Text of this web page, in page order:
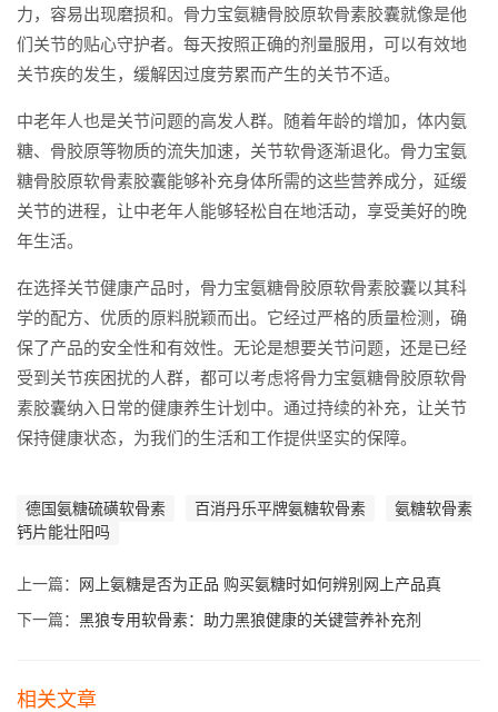
力，容易出现磨损和。骨力宝氨糖骨胶原软骨素胶囊就像是他
们关节的贴心守护者。每天按照正确的剂量服用，可以有效地
关节疾的发生，缓解因过度劳累而产生的关节不适。
中老年人也是关节问题的高发人群。随着年龄的增加，体内氨
糖、骨胶原等物质的流失加速，关节软骨逐渐退化。骨力宝氨
糖骨胶原软骨素胶囊能够补充身体所需的这些营养成分，延缓
关节的进程，让中老年人能够轻松自在地活动，享受美好的晚
年生活。
在选择关节健康产品时，骨力宝氨糖骨胶原软骨素胶囊以其科
学的配方、优质的原料脱颖而出。它经过严格的质量检测，确
保了产品的安全性和有效性。无论是想要关节问题，还是已经
受到关节疾困扰的人群，都可以考虑将骨力宝氨糖骨胶原软骨
素胶囊纳入日常的健康养生计划中。通过持续的补充，让关节
保持健康状态，为我们的生活和工作提供坚实的保障。
德国氨糖硫磺软骨素 百消丹乐平牌氨糖软骨素
氨糖软骨素
钙片能壮阳吗
上一篇：
网上氨糖是否为正品 购买氨糖时如何辨别网上产品真
下一篇： 黑狼专用软骨素：助力黑狼健康的关键营养补充剂
相关文章